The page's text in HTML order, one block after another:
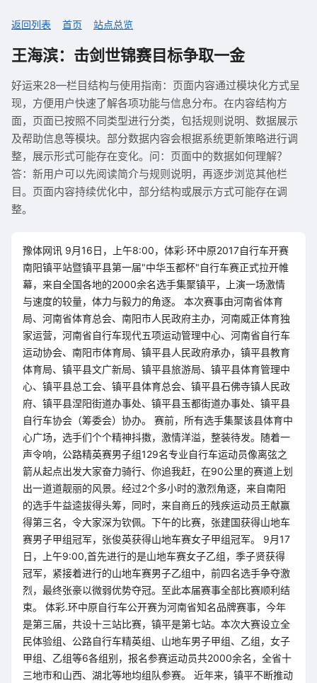
返回列表 首页 站点总览
王海滨：击剑世锦赛目标争取一金
好运来28—栏目结构与使用指南：页面内容通过模块化方式呈
现，方便用户快速了解各项功能与信息分布。在内容结构方
面，页面已按照不同类型进行分类，包括规则说明、数据展示
及帮助信息等模块。部分数据内容会根据系统更新策略进行调
整，展示形式可能存在变化。问：页面中的数据如何理解？
答：新用户可以先阅读简介与规则说明，再逐步浏览其他栏
目。页面内容持续优化中，部分结构或展示方式可能存在调
整。
豫体网讯 9月16日，上午8:00，体彩·环中原2017自行车开赛
南阳镇平站暨镇平县第一届"中华玉都杯"自行车赛正式拉开帷
幕，来自全国各地的2000余名选手集聚镇平，上演一场激情
与速度的较量，体力与毅力的角逐。 本次赛事由河南省体育
局、河南省体育总会、南阳市人民政府主办，河南威正体育独
家运营，河南省自行车现代五项运动管理中心、河南省自行车
运动协会、南阳市体育局、镇平县人民政府承办，镇平县教育
体育局、镇平县文广新局、镇平县旅游局、镇平县体育管理中
心、镇平县总工会、镇平县体育总会、镇平县石佛寺镇人民政
府、镇平县涅阳街道办事处、镇平县玉都街道办事处、镇平县
自行车协会（筹委会）协办。 赛前，所有选手集聚该县体育中
心广场，选手们个个精神抖擞，激情洋溢，整装待发。随着一
声令响，公路精英赛男子组129名专业自行车运动员像离弦之
箭从起点出发大家奋力骑行、你追我赶，在90公里的赛道上划
出一道道靓丽的风景。经过2个多小时的激烈角逐，来自南阳
的选手牛益逵拔得头筹，同时，来自商丘的残疾运动员王献赢
得第三名，令大家深为钦佩。下午的比赛，张建国获得山地车
赛男子甲组冠军，张俊英获得山地车赛女子甲组冠军。 9月17
日，上午9:00,首先进行的是山地车赛女子乙组，季子贤获得
冠军，紧接着进行的山地车赛男子乙组中，前四名选手争夺激
烈，最终张豪以微弱优势夺冠。至此本届赛事全部比赛顺利结
束。 体彩.环中原自行车公开赛为河南省知名品牌赛事，今年
是第三届，共设十三站比赛，镇平是第七站。本次大赛设立全
民体验组、公路自行车精英组、山地车男子甲组、乙组，女子
甲组、乙组等6各组别，报名参赛运动员共2000余名，全省十
三地市和山西、湖北等地均组队参赛。 近年来，镇平不断推动